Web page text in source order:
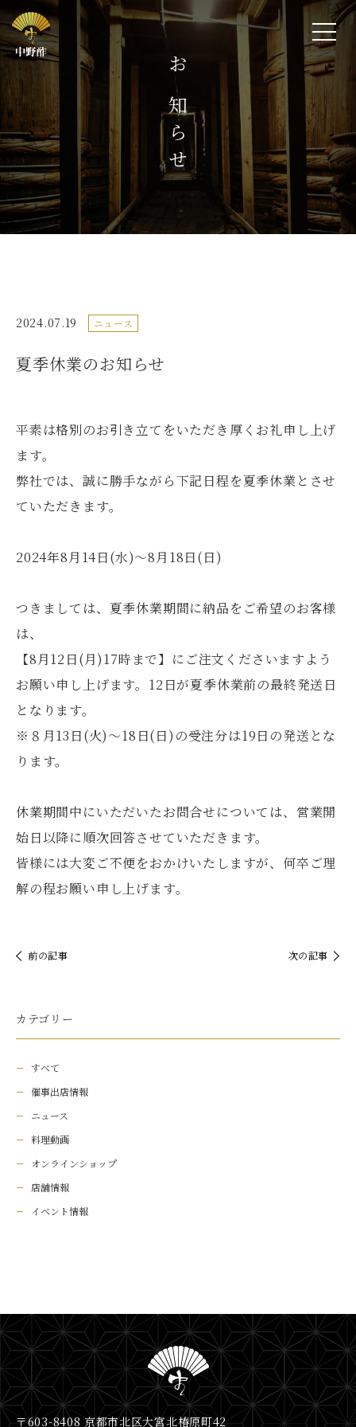
お知らせ
2024.07.19 ニュース
夏季休業のお知らせ
平素は格別のお引き立てをいただき厚くお礼申し上げ
ます。
弊社では、誠に勝手ながら下記日程を夏季休業とさせ
ていただきます。
2024年8月14日(水)〜8月18日(日)
つきましては、夏季休業期間に納品をご希望のお客様
は、
【8月12日(月)17時まで】にご注文くださいますよう
お願い申し上げます。12日が夏季休業前の最終発送日
となります。
※８月13日(火)〜18日(日)の受注分は19日の発送とな
ります。
休業期間中にいただいたお問合せについては、営業開
始日以降に順次回答させていただきます。
皆様には大変ご不便をおかけいたしますが、何卒ご理
解の程お願い申し上げます。
前の記事 次の記事
カテゴリー
すべて
催事出店情報
ニュース
料理動画
オンラインショップ
店舗情報
イベント情報
〒603-8408 京都市北区大宮北椿原町42